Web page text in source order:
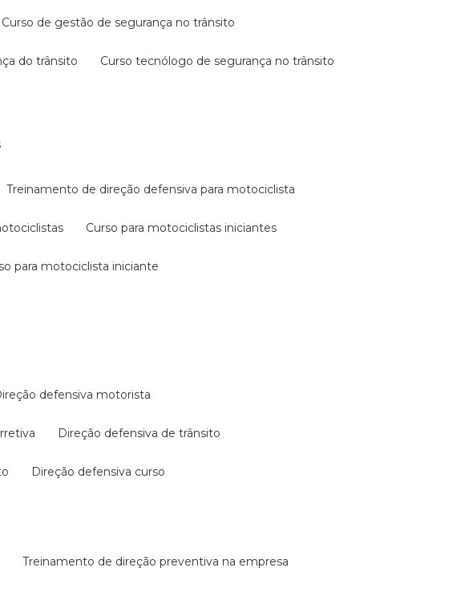
curso de gestão de segurança no trânsito
do trânsito curso tecnólogo de segurança no trânsito
treinamento de direção defensiva para motociclista
curso para motociclistas iniciantes
para motociclista iniciante
direção defensiva motorista
direção defensiva de trânsito
direção defensiva curso
treinamento de direção preventiva na empresa